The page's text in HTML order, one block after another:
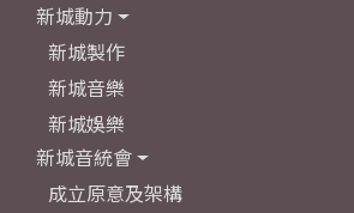
新城動力
新城製作
新城音樂
新城娛樂
新城音統會
成立原意及架構